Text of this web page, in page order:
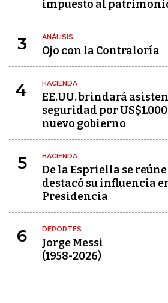
impuesto al
3 ANÁLISIS
Ojo con la Contraloría
4 HACIENDA
EE.UU. brindará
seguridad por
nuevo gobierno
5 HACIENDA
De la Espriella se
destacó su influencia
Presidencia
6 DEPORTES
Jorge Messi
(1958-2026)